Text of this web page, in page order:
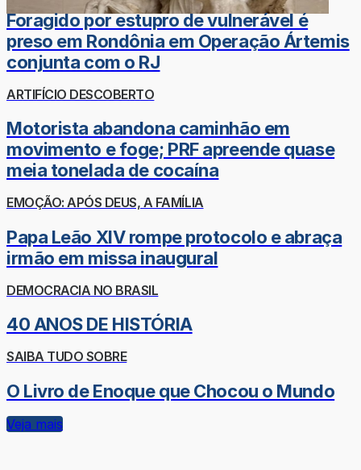
Foragido por estupro de vulnerável é
preso em Rondônia em Operação Ártemis
conjunta com o RJ
ARTIFÍCIO DESCOBERTO
Motorista abandona caminhão em
movimento e foge; PRF apreende quase
meia tonelada de cocaína
EMOÇÃO: APÓS DEUS, A FAMÍLIA
Papa Leão XIV rompe protocolo e abraça
irmão em missa inaugural
DEMOCRACIA NO BRASIL
40 ANOS DE HISTÓRIA
SAIBA TUDO SOBRE
O Livro de Enoque que Chocou o Mundo
Veja mais